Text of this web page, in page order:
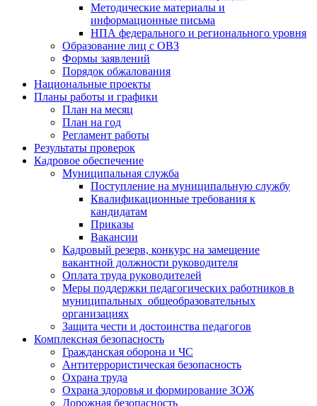
Методические материалы и
информационные письма
НПА федерального и регионального уровня
Образование лиц с ОВЗ
Формы заявлений
Порядок обжалования
Национальные проекты
Планы работы и графики
План на месяц
План на год
Регламент работы
Результаты проверок
Кадровое обеспечение
Муниципальная служба
Поступление на муниципальную службу
Квалификационные требования к
кандидатам
Приказы
Вакансии
Кадровый резерв, конкурс на замещение
вакантной должности руководителя
Оплата труда руководителей
Меры поддержки педагогических работников в
муниципальных общеобразовательных
организациях
Защита чести и достоинства педагогов
Комплексная безопасность
Гражданская оборона и ЧС
Антитеррористическая безопасность
Охрана труда
Охрана здоровья и формирование ЗОЖ
Дорожная безопасность